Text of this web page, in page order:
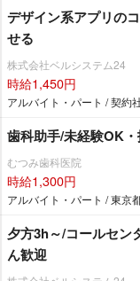
デザイン系アプリの
せる
株式会社ベルシステム24
時給1,450円
アルバイト・パート / 契約
歯科助手/未経験OK
むつみ歯科医院
時給1,300円
アルバイト・パート / 東京
夕方3h～/コールセン
ん歓迎